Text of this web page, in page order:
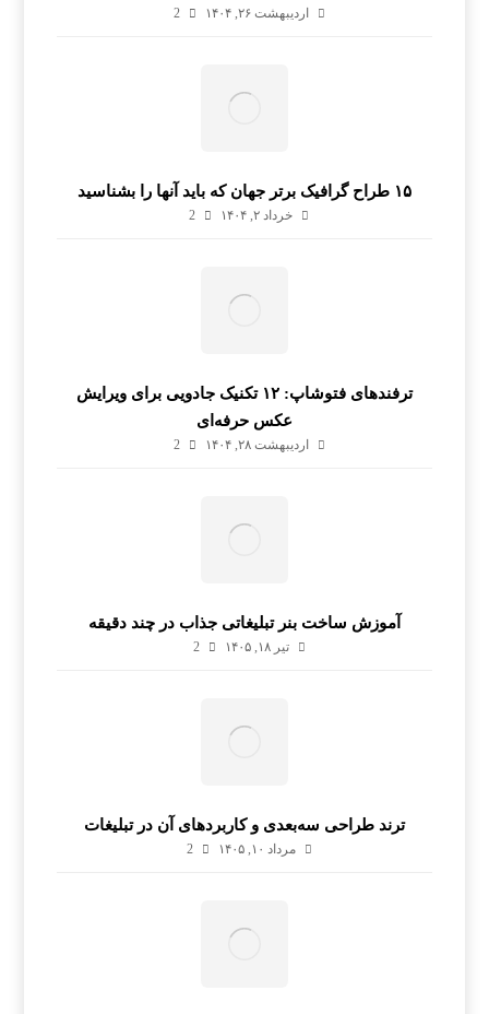
اردیبهشت ۲۶, ۱۴۰۴ 2
۱۵ طراح گرافیک برتر جهان که باید آنها را بشناسید
خرداد ۲, ۱۴۰۴ 2
ترفندهای فتوشاپ: ۱۲ تکنیک جادویی برای ویرایش
عکس حرفه‌ای
اردیبهشت ۲۸, ۱۴۰۴ 2
آموزش ساخت بنر تبلیغاتی جذاب در چند دقیقه
تیر ۱۸, ۱۴۰۵ 2
ترند طراحی سه‌بعدی و کاربردهای آن در تبلیغات
مرداد ۱۰, ۱۴۰۵ 2